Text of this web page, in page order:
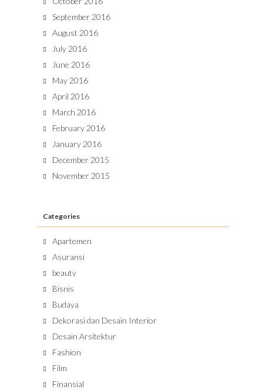
September 2016
August 2016
July 2016
June 2016
May 2016
April 2016
March 2016
February 2016
January 2016
December 2015
November 2015
Categories
Apartemen
Asuransi
beauty
Bisnis
Budaya
Dekorasi dan Desain Interior
Desain Arsitektur
Fashion
Film
Finansial